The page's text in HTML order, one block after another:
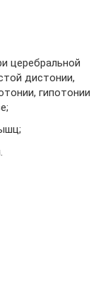
церебральной
дистонии,
гипотонии